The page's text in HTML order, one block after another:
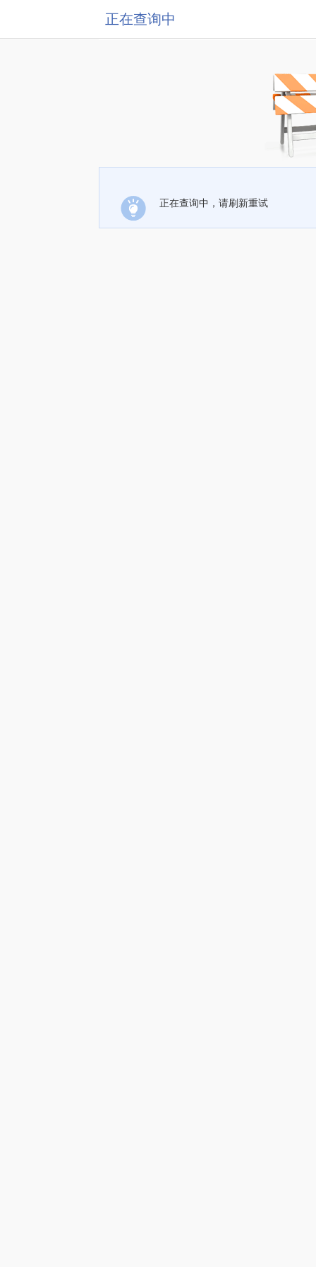
正在查询中
正在查询中，请刷新重试